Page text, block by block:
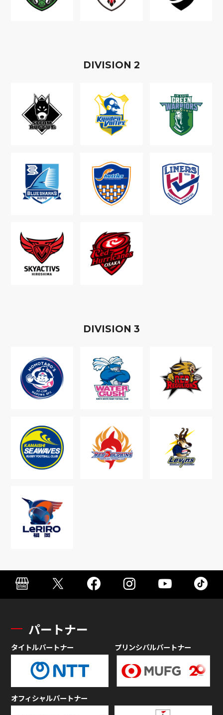
DIVISION 2
DIVISION 3
パートナー
タイトルパートナー プリンシパルパートナー
オフィシャルパートナー